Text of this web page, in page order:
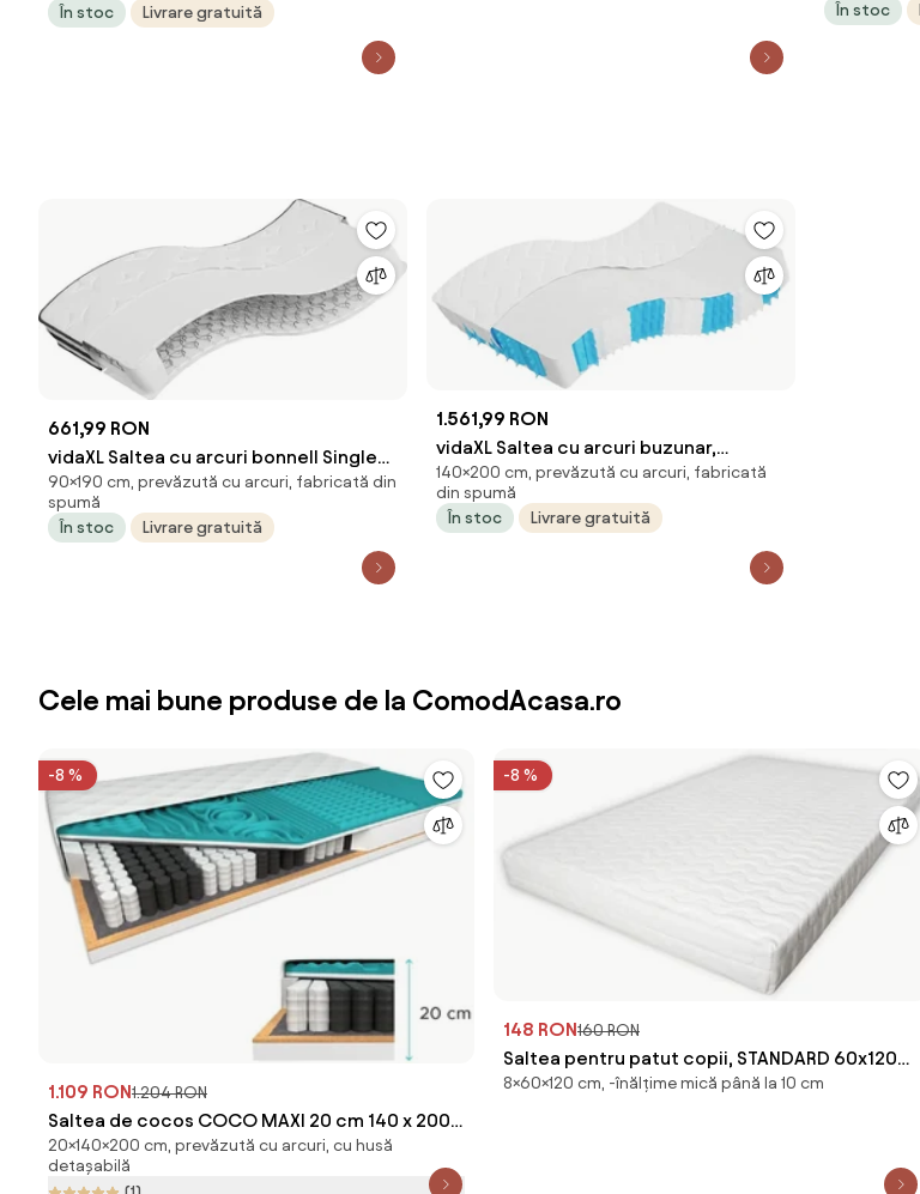
În stoc
Livrare gratuită
În stoc
661,99 RON
vidaXL Saltea cu arcuri bonnell Single
Size, fermitate medie 90x190 cm
90×190 cm, prevăzută cu arcuri, fabricată din
spumă
În stoc
Livrare gratuită
1.561,99 RON
vidaXL Saltea cu arcuri buzunar,
fermitate medie, 140x200 cm
140×200 cm, prevăzută cu arcuri, fabricată
din spumă
În stoc
Livrare gratuită
Cele mai bune produse de la ComodAcasa.ro
-8 %
1.109 RON1.204 RON
Saltea de cocos COCO MAXI 20 cm 140 x 200
cm Protectie saltea: INCLUSIV protectie saltea
20×140×200 cm, prevăzută cu arcuri, cu husă
detașabilă
-8 %
148 RON160 RON
Saltea pentru patut copii, STANDARD 60x120
cm
8×60×120 cm, -înălțime mică până la 10 cm